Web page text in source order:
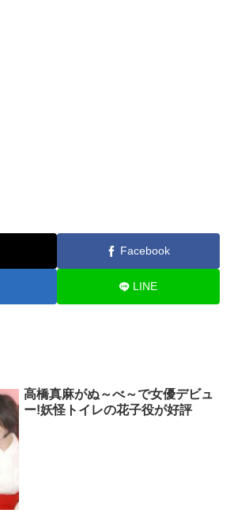
Facebook
LINE
高橋真麻がぬ～べ～で女優デビュ
ー!妖怪トイレの花子役が好評